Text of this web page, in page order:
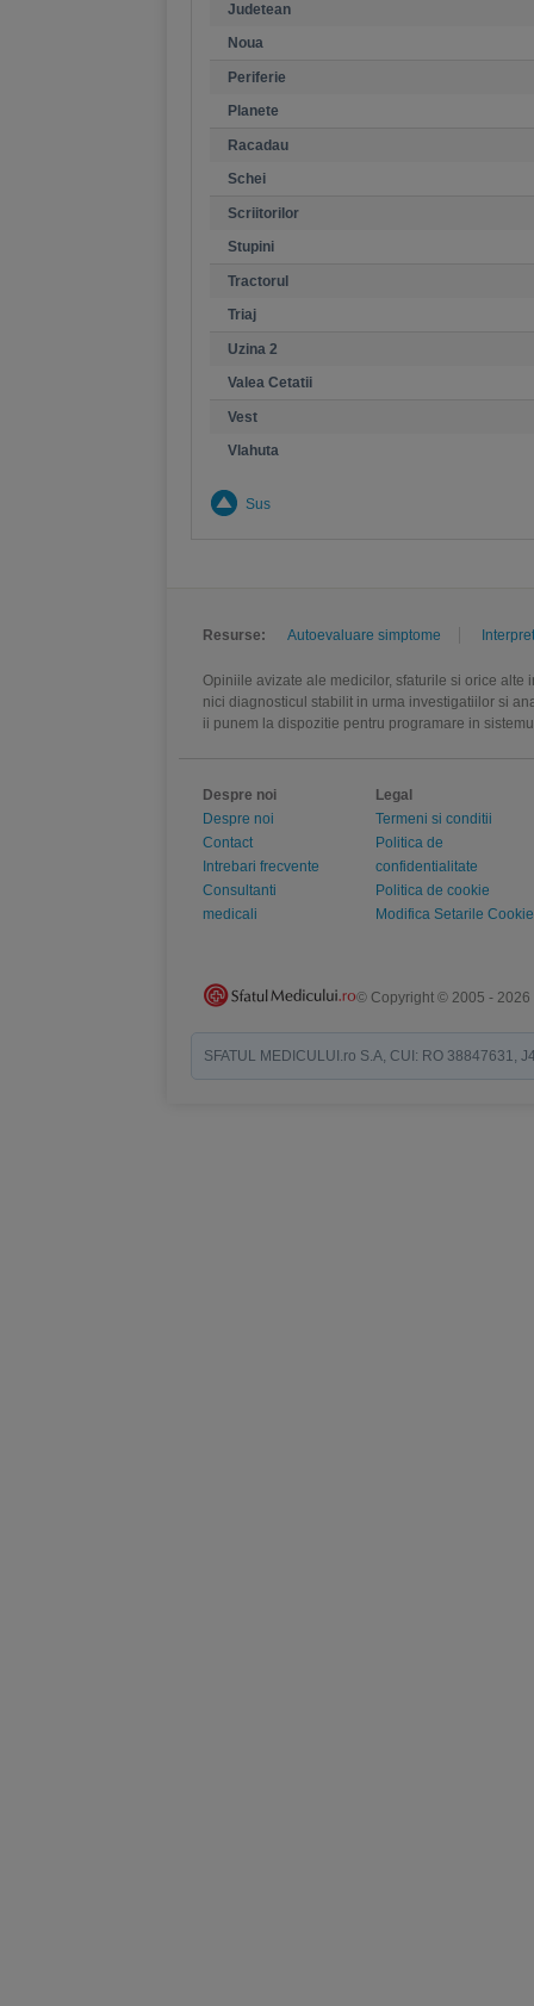
Judetean
Noua
Periferie
Planete
Racadau
Schei
Scriitorilor
Stupini
Tractorul
Triaj
Uzina 2
Valea Cetatii
Vest
Vlahuta
Sus
Resurse: Autoevaluare simptome
Opiniile avizate ale medicilor, sfaturile si orice
nici diagnosticul stabilit in urma investigatiilor si
ii punem la dispozitie pentru programare in
Despre noi
Despre noi
Contact
Intrebari frecvente
Consultanti
medicali
Legal
Termeni si conditii
Politica de
confidentialitate
Politica de cookie
Modifica Setarile Cookie
© Copyright © 2005 - 2026
SFATUL MEDICULUI.ro S.A, CUI: RO 38847631,